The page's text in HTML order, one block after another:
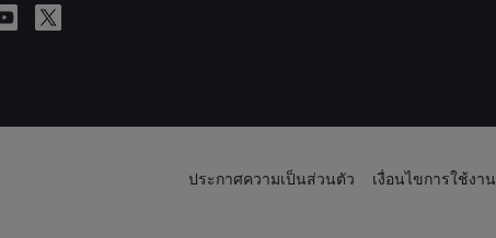
ประกาศความเป็นส่วนตัว เงื่อนไขการใช้งาน